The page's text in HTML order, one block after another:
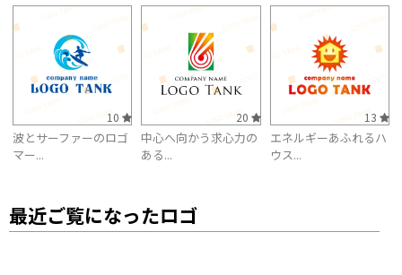
10
波とサーファーのロゴ
マー...
20
中心へ向かう求心力の
ある...
13
エネルギーあふれるハ
ウス...
最近ご覧になったロゴ